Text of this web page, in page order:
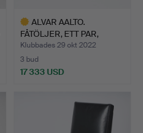
ALVAR AALTO.
FÅTÖLJER, ETT PAR,
"modell 48…
Klubbades 29 okt 2022
3 bud
17 333 USD